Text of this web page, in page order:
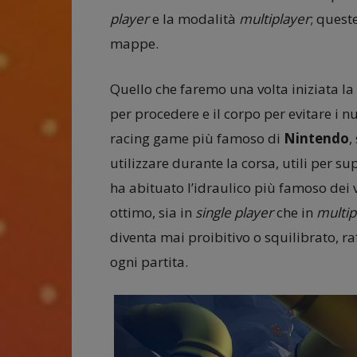
playere la modalità multiplayer;
mappe.
Quello che faremo una volta iniziata
per procedere e il corpo per evitare i
racing game più famoso di Nintendo,
utilizzare durante la corsa, utili per
ha abituato l’idraulico più famoso dei
ottimo, sia in single playerche in
diventa mai proibitivo o squilibrato,
ogni partita.